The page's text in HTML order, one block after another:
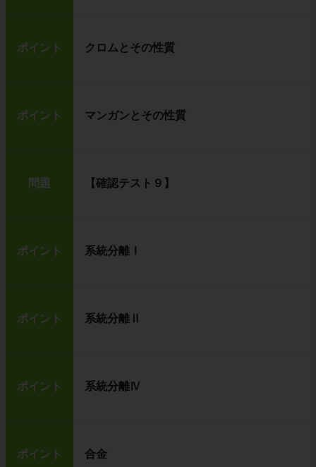
ポイント クロムとその性質
ポイント マンガンとその性質
問題 【確認テスト９】
ポイント 系統分離Ⅰ
ポイント 系統分離Ⅱ
ポイント 系統分離Ⅳ
ポイント 合金